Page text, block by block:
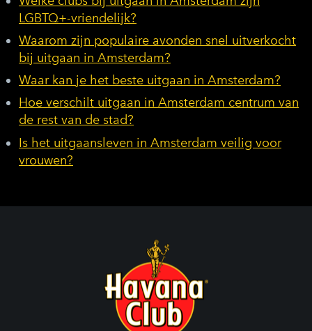
LGBTQ+-vriendelijk?
Waarom zijn populaire avonden snel uitverkocht
bij uitgaan in Amsterdam?
Waar kan je het beste uitgaan in Amsterdam?
Hoe verschilt uitgaan in Amsterdam centrum van
de rest van de stad?
Is het uitgaansleven in Amsterdam veilig voor
vrouwen?